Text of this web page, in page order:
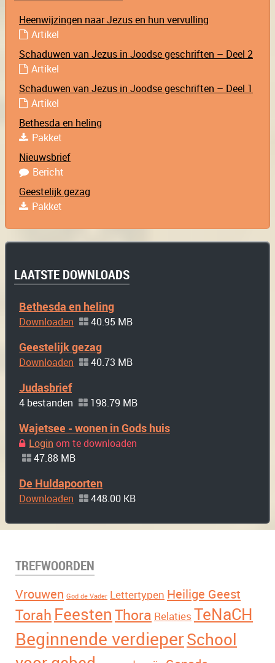
Heenwijzingen naar Jezus en hun vervulling
Artikel
Schaduwen van Jezus in Joodse geschriften – Deel 2
Artikel
Schaduwen van Jezus in Joodse geschriften – Deel 1
Artikel
Bethesda en heling
Pakket
Nieuwsbrief
Bericht
Geestelijk gezag
Pakket
LAATSTE DOWNLOADS
Bethesda en heling
Downloaden 40.95 MB
Geestelijk gezag
Downloaden 40.73 MB
Judasbrief
4 bestanden 198.79 MB
Wajetsee - wonen in Gods huis
Login om te downloaden
47.88 MB
De Huldapoorten
Downloaden 448.00 KB
TREFWOORDEN
Vrouwen God de Vader Lettertypen Heilige Geest
Torah Feesten Thora Relaties TeNaCH
Beginnende verdieperSchool